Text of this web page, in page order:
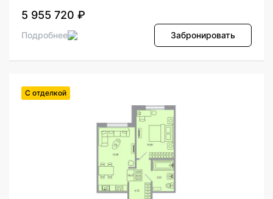
5 955 720 ₽
Подробнее Забронировать
С отделкой